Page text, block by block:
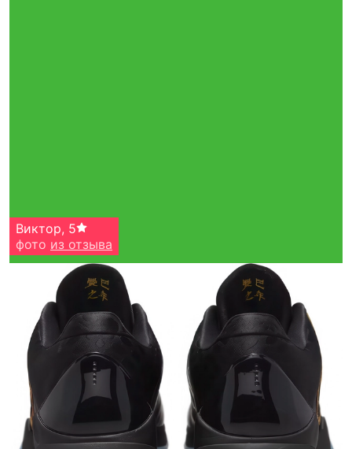
Тройная гарантия
оригинальности
Товар сертифицирован и опломбирован.
Проверяем на оригинальность
по 16 параметрам.
Если придёт подделка — вернём деньги
Виктор, 5
фото из отзыва